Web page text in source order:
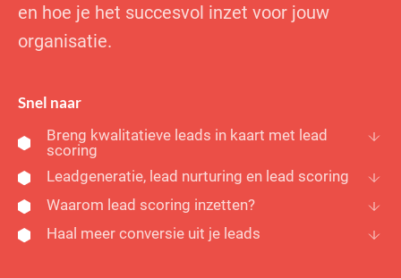
en hoe je het succesvol inzet voor jouw
organisatie.
Snel naar
Breng kwalitatieve leads in kaart met lead
scoring
Leadgeneratie, lead nurturing en lead scoring
Waarom lead scoring inzetten?
Haal meer conversie uit je leads